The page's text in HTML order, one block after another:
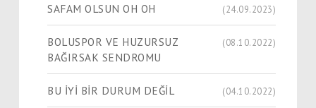
SAFAM OLSUN OH OH (24.09.2023)
BOLUSPOR VE HUZURSUZ
BAĞIRSAK SENDROMU
(08.10.2022)
BU İYİ BİR DURUM DEĞİL (04.10.2022)